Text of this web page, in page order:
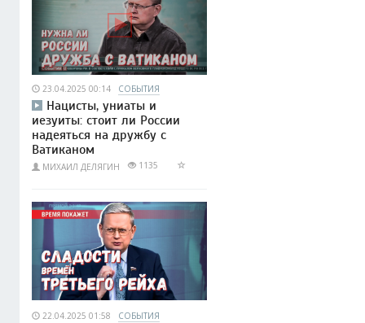
23.04.2025 00:14 СОБЫТИЯ
Нацисты, униаты и
иезуиты: стоит ли России
надеяться на дружбу с
Ватиканом
МИХАИЛ ДЕЛЯГИН 1135
22.04.2025 01:58 СОБЫТИЯ